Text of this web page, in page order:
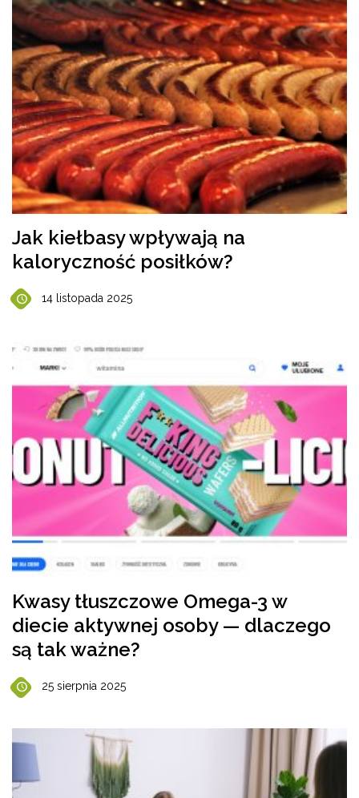
Jak kiełbasy wpływają na
kaloryczność posiłków?
14 listopada 2025
Kwasy tłuszczowe Omega-3 w
diecie aktywnej osoby — dlaczego
są tak ważne?
25 sierpnia 2025